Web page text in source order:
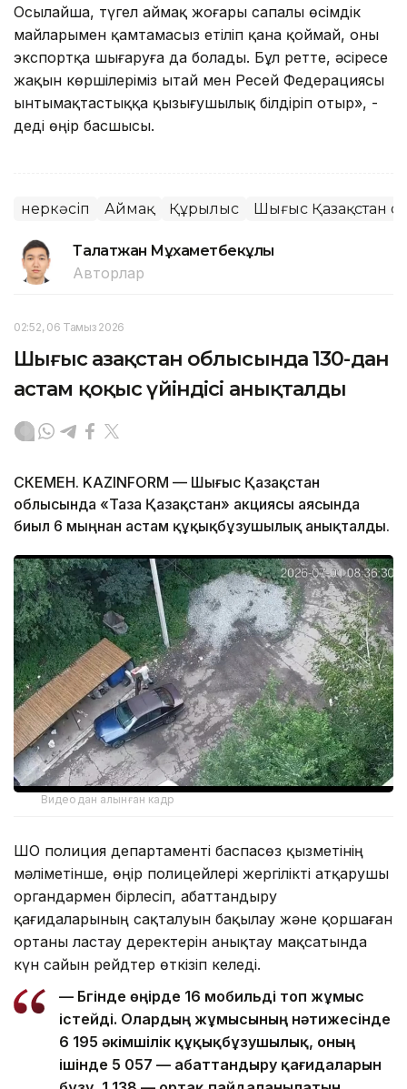
Осылайша, түгел аймақ жоғары сапалы өсімдік
майларымен қамтамасыз етіліп қана қоймай, оны
экспортқа шығаруға да болады. Бұл ретте, әсіресе
жақын көршілеріміз Қытай мен Ресей Федерациясы
ынтымақтастыққа қызығушылық білдіріп отыр», -
деді өңір басшысы.
Өнеркәсіп Аймақ Құрылыс Шығыс Қазақстан
Талғатжан Мұхаметбекұлы
Авторлар
02:52, 06 Тамыз 2026
Шығыс Қазақстан облысында 130-дан
астам қоқыс үйіндісі анықталды
ӨСКЕМЕН. KAZINFORM — Шығыс Қазақстан
облысында «Таза Қазақстан» акциясы аясында
биыл 6 мыңнан астам құқықбұзушылық анықталды.
Видеодан алынған кадр
ШҚО полиция департаменті баспасөз қызметінің
мәліметінше, өңір полицейлері жергілікті атқарушы
органдармен бірлесіп, абаттандыру
қағидаларының сақталуын бақылау және қоршаған
ортаны ластау деректерін анықтау мақсатында
күн сайын рейдтер өткізіп келеді.
— Бүгінде өңірде 16 мобильді топ жұмыс
істейді. Олардың жұмысының нәтижесінде
6 195 әкімшілік құқықбұзушылық, оның
ішінде 5 057 — абаттандыру қағидаларын